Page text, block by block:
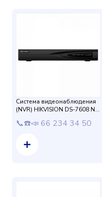
Система видеонаблюдения
(NVR) HIKVISION DS-7608 NI-
📞☎️📣 66 234 34 50